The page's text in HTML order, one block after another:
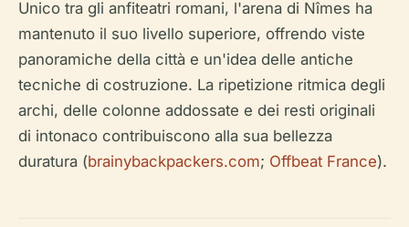
Unico tra gli anfiteatri romani, l'arena di Nîmes ha
mantenuto il suo livello superiore, offrendo viste
panoramiche della città e un'idea delle antiche
tecniche di costruzione. La ripetizione ritmica degli
archi, delle colonne addossate e dei resti originali
di intonaco contribuiscono alla sua bellezza
duratura (brainybackpackers.com; Offbeat France).